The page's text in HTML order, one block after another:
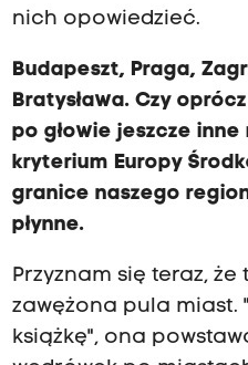
nich opowiedzieć.
Budapeszt, Praga,
Bratysława. Czy
po głowie jeszcze
kryterium Europy
granice naszego
płynne.
Przyznam się teraz,
zawężona pula miast.
książkę", ona